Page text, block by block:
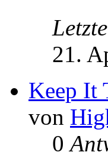
21.
Keep It
von
0